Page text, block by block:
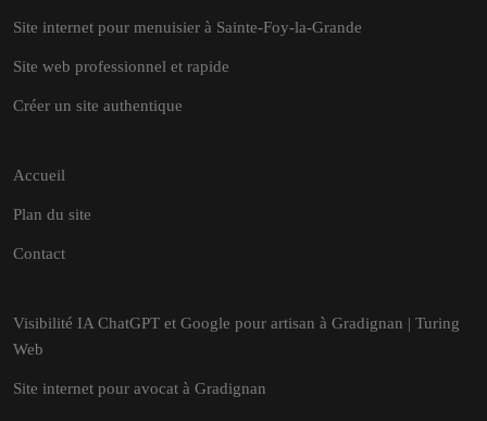
Site internet pour menuisier à Sainte-Foy-la-Grande
Site web professionnel et rapide
Créer un site authentique
Accueil
Plan du site
Contact
Visibilité IA ChatGPT et Google pour artisan à Gradignan | Turing
Web
Site internet pour avocat à Gradignan